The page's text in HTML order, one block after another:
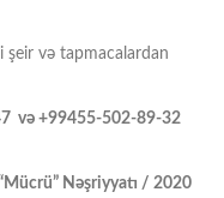
şeir və tapmacalardan
və +99455-502-89-32
Nəşriyyatı / 2020